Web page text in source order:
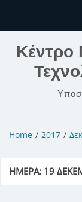
Home 2017
ΗΜΈΡΑ: 19